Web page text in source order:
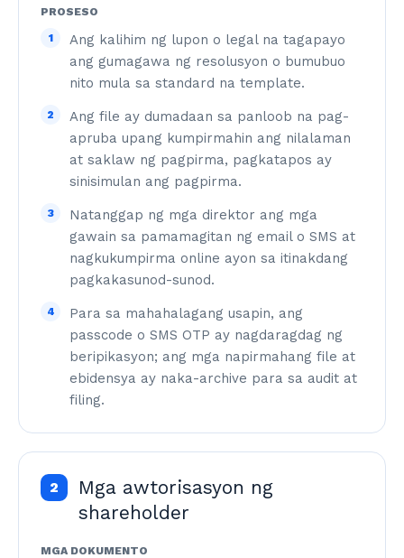
PROSESO
1
Ang kalihim ng lupon o legal na tagapayo
ang gumagawa ng resolusyon o bumubuo
nito mula sa standard na template.
2
Ang file ay dumadaan sa panloob na pag-
apruba upang kumpirmahin ang nilalaman
at saklaw ng pagpirma, pagkatapos ay
sinisimulan ang pagpirma.
3
Natanggap ng mga direktor ang mga
gawain sa pamamagitan ng email o SMS at
nagkukumpirma online ayon sa itinakdang
pagkakasunod-sunod.
4
Para sa mahahalagang usapin, ang
passcode o SMS OTP ay nagdaragdag ng
beripikasyon; ang mga napirmahang file at
ebidensya ay naka-archive para sa audit at
filing.
2
Mga awtorisasyon ng
shareholder
MGA DOKUMENTO